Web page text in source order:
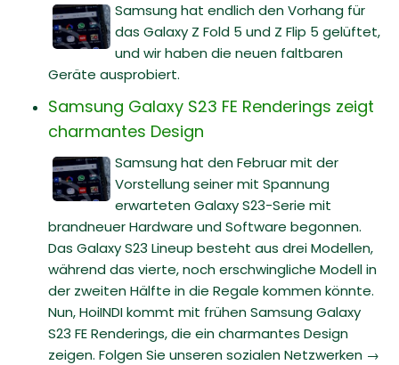
Samsung hat endlich den Vorhang für
das Galaxy Z Fold 5 und Z Flip 5 gelüftet,
und wir haben die neuen faltbaren
Geräte ausprobiert.
Samsung Galaxy S23 FE Renderings zeigt
charmantes Design
Samsung hat den Februar mit der
Vorstellung seiner mit Spannung
erwarteten Galaxy S23-Serie mit
brandneuer Hardware und Software begonnen.
Das Galaxy S23 Lineup besteht aus drei Modellen,
während das vierte, noch erschwingliche Modell in
der zweiten Hälfte in die Regale kommen könnte.
Nun, HoiINDI kommt mit frühen Samsung Galaxy
S23 FE Renderings, die ein charmantes Design
zeigen. Folgen Sie unseren sozialen Netzwerken →